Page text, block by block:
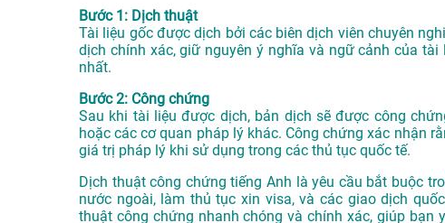
Bước 1: Dịch thuật
Tài liệu gốc được dịch bởi các biên dịch viên chuyên
dịch chính xác, giữ nguyên ý nghĩa và ngữ cảnh của
nhất.
Bước 2: Công chứng
Sau khi tài liệu được dịch, bản dịch sẽ được công
hoặc các cơ quan pháp lý khác. Công chứng xác nhận
giá trị pháp lý khi sử dụng trong các thủ tục quốc tế.
Dịch thuật công chứng tiếng Anh là yêu cầu bắt buộc
nước ngoài, làm thủ tục xin visa, và các giao dịch
thuật công chứng nhanh chóng và chính xác, giúp